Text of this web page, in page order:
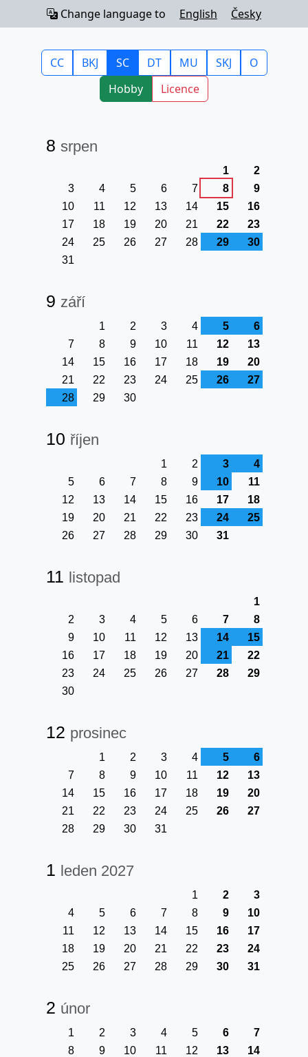
Change language to English Česky
CC BKJ SC DT MU SKJ
O
Hobby
Licence
8 srpen
1
2
3
4 5 6 7 8
9
10
11 12 13 14 15
16
17
18 19 20 21 22
23
24
25 26 27 28 29
30
31
9 září
1 2 3 4 5
6
7
8 9 10 11 12
13
14
15 16 17 18 19
20
21
22 23 24 25 26
27
28
29 30
10 říjen
1 2 3
4
5
6 7 8 9 10
11
12
13 14 15 16 17
18
19
20 21 22 23 24
25
26
27 28 29 30 31
11 listopad
1
2
3 4 5 6 7
8
9
10 11 12 13 14
15
16
17 18 19 20 21
22
23
24 25 26 27 28
29
30
12 prosinec
1 2 3 4 5
6
7
8 9 10 11 12
13
14
15 16 17 18 19
20
21
22 23 24 25 26
27
28
29 30 31
1 leden 2027
1 2
3
4
5 6 7 8 9
10
11
12 13 14 15 16
17
18
19 20 21 22 23
24
25
26 27 28 29 30 31
2 únor
1 2 3 4 5 6
7
8
9 10 11 12 13
14